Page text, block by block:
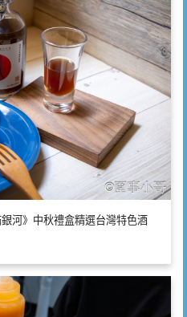
河》中秋禮盒精選台灣特色酒